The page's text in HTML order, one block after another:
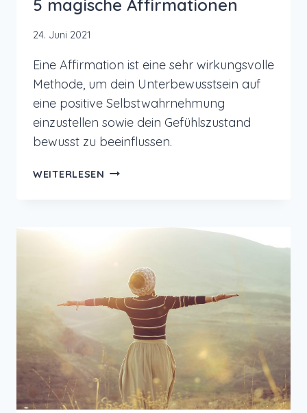
5 magische Affirmationen
24. Juni 2021
Eine Affirmation ist eine sehr wirkungsvolle
Methode, um dein Unterbewusstsein auf
eine positive Selbstwahrnehmung
einzustellen sowie dein Gefühlszustand
bewusst zu beeinflussen.
WEITERLESEN 5